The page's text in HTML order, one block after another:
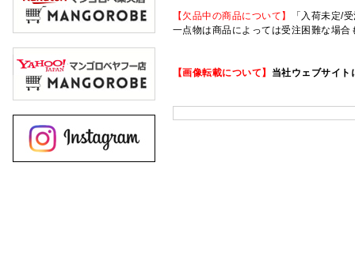
【欠品中の商品について】
「入荷未定/
一点物は商品によっては受注困難な場
【画像転載について】 当社ウェブサイト